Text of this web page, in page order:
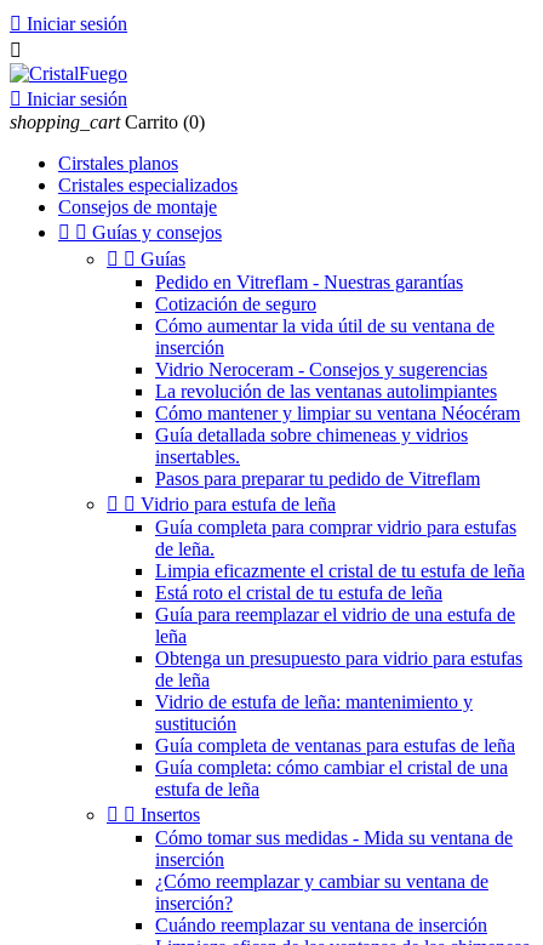
 Iniciar sesión

 Iniciar sesión
shopping_cart Carrito (0)
Cirstales planos
Cristales especializados
Consejos de montaje
  Guías y consejos
  Guías
Pedido en Vitreflam - Nuestras garantías
Cotización de seguro
Cómo aumentar la vida útil de su ventana de
inserción
Vidrio Neroceram - Consejos y sugerencias
La revolución de las ventanas autolimpiantes
Cómo mantener y limpiar su ventana Néocéram
Guía detallada sobre chimeneas y vidrios
insertables.
Pasos para preparar tu pedido de Vitreflam
  Vidrio para estufa de leña
Guía completa para comprar vidrio para estufas
de leña.
Limpia eficazmente el cristal de tu estufa de leña
Está roto el cristal de tu estufa de leña
Guía para reemplazar el vidrio de una estufa de
leña
Obtenga un presupuesto para vidrio para estufas
de leña
Vidrio de estufa de leña: mantenimiento y
sustitución
Guía completa de ventanas para estufas de leña
Guía completa: cómo cambiar el cristal de una
estufa de leña
  Insertos
Cómo tomar sus medidas - Mida su ventana de
inserción
¿Cómo reemplazar y cambiar su ventana de
inserción?
Cuándo reemplazar su ventana de inserción